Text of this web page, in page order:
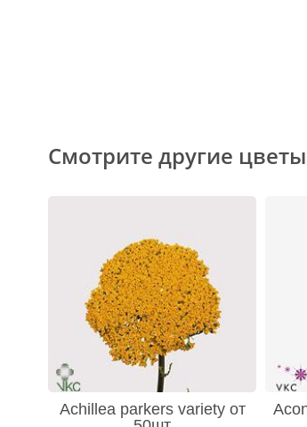
Смотрите другие
Achillea parkers variety от